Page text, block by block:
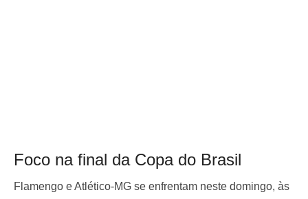
Foco na final da Copa do Brasil
Flamengo e Atlético-MG se enfrentam neste domingo, às